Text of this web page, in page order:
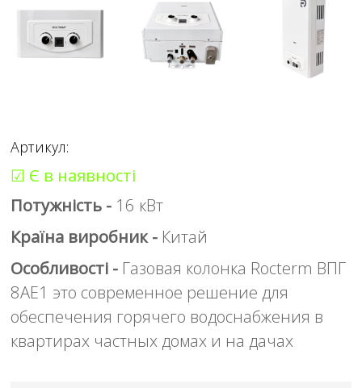
Артикул:
☑ Є в наявності
Потужність - 16 кВт
Країна виробник - Китай
Особливості - Газовая колонка Rocterm ВПГ
8AE1 это современное решение для
обеспечения горячего водоснабжения в
квартирах частных домах и на дачах